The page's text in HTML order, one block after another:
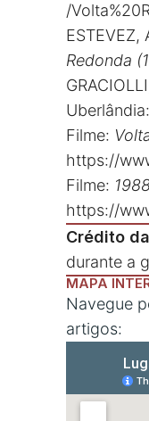
/
ESTEVEZ,
Redonda
Filme:
https://
Filme:
https://
Crédito
durante a
MAPA
Navegue
artigos: